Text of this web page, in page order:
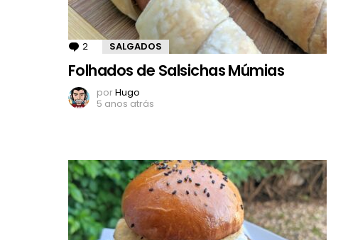
2 Comentários
SALGADOS
Folhados de Salsichas Múmias
porHugo
5 anos atrás